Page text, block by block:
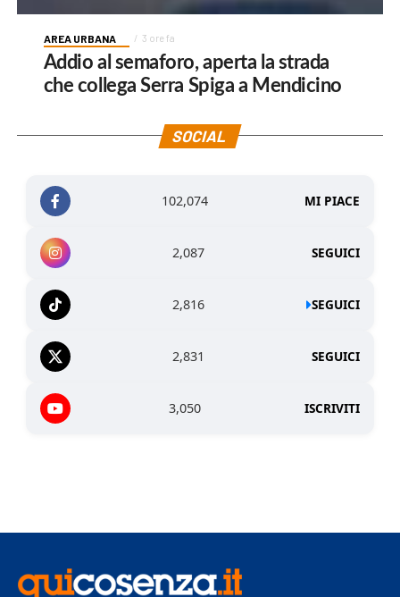
AREA URBANA 3 ore fa
Addio al semaforo, aperta la strada
che collega Serra Spiga a Mendicino
SOCIAL
102,074 MI PIACE
2,087 SEGUICI
2,816 SEGUICI
2,831 SEGUICI
3,050 ISCRIVITI